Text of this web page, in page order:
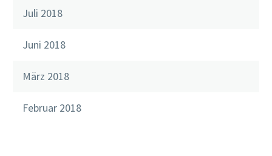
Juli 2018
Juni 2018
März 2018
Februar 2018